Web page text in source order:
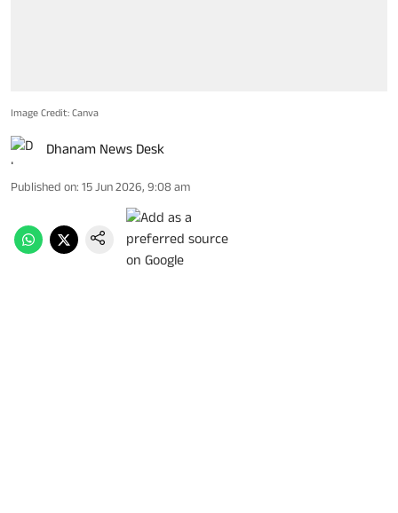
Image Credit: Canva
Dhanam News Desk
Published on: 15 Jun 2026, 9:08 am